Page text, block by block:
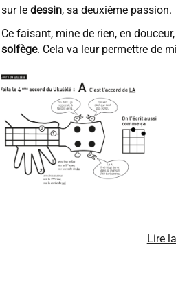
sur le dessin, sa deuxième passion.
Ce faisant, mine de rien, en
solfège. Cela va leur permettre de
Lire